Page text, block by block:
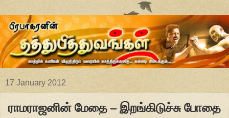
17 January 2012
ராமராஜனின் மேதை – இறங்கிடுச்சு போதை